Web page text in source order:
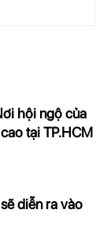
hội ngộ của
tại TP.HCM
diễn ra vào